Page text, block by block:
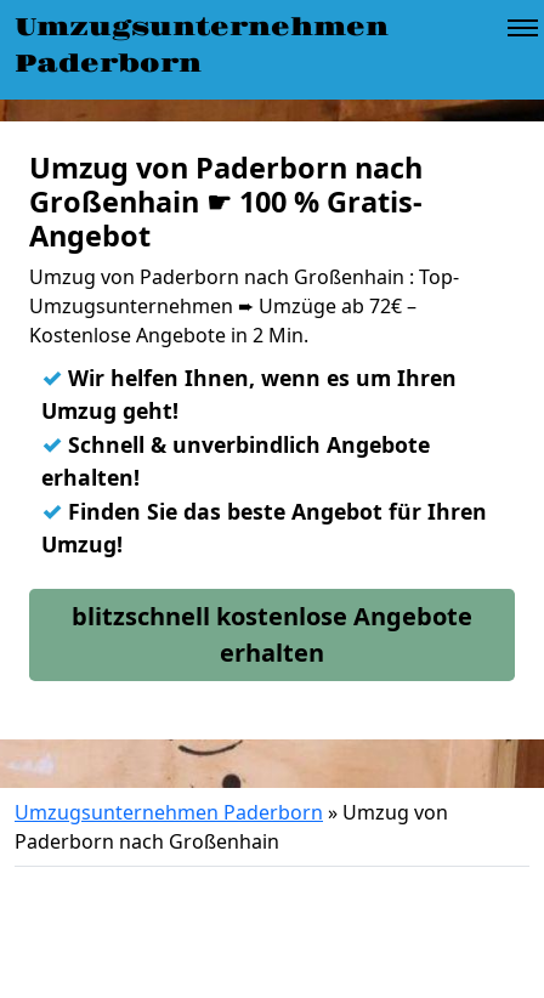
Umzugsunternehmen
Paderborn
Umzug von Paderborn nach
Großenhain ☛ 100 % Gratis-
Angebot
Umzug von Paderborn nach Großenhain : Top-
Umzugsunternehmen ➨ Umzüge ab 72€ –
Kostenlose Angebote in 2 Min.
✓ Wir helfen Ihnen, wenn es um Ihren
Umzug geht!
✓ Schnell & unverbindlich Angebote
erhalten!
✓ Finden Sie das beste Angebot für Ihren
Umzug!
blitzschnell kostenlose Angebote
erhalten
Umzugsunternehmen Paderborn » Umzug von
Paderborn nach Großenhain